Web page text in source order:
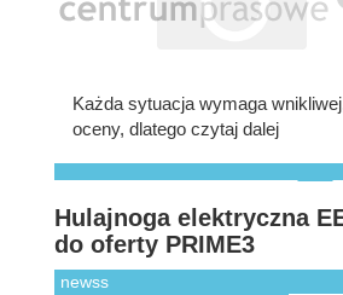
Każda sytuacja wymaga
oceny, dlatego czytaj dalej
Hulajnoga elektryczna
do oferty PRIME3
newss